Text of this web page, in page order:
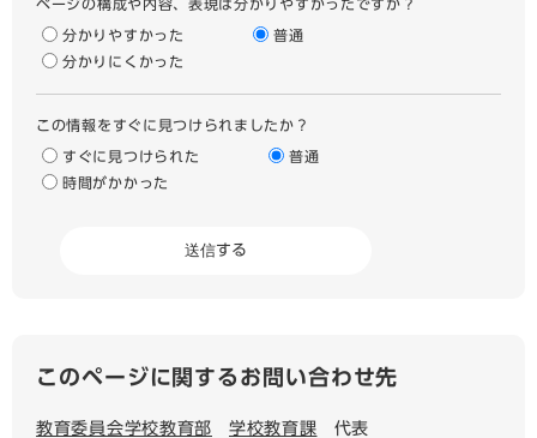
ページの構成や内容、表現は分かりやすかったですか？
分かりやすかった
普通
分かりにくかった
この情報をすぐに見つけられましたか？
すぐに見つけられた
普通
時間がかかった
このページに関するお問い合わせ先
教育委員会学校教育部 学校教育課 代表